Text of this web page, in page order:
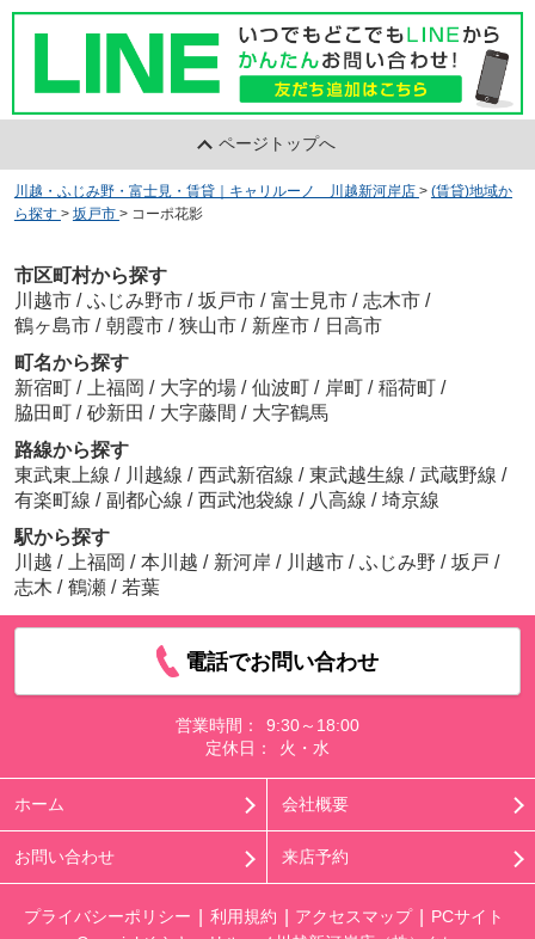
ページトップへ
川越・ふじみ野・富士見・賃貸｜キャリルーノ 川越新河岸店 > (賃貸)地域か
ら探す > 坂戸市 > コーポ花影
市区町村から探す
川越市 / ふじみ野市 / 坂戸市 / 富士見市 / 志木市 /
鶴ヶ島市 / 朝霞市 / 狭山市 / 新座市 / 日高市
町名から探す
新宿町 / 上福岡 / 大字的場 / 仙波町 / 岸町 / 稲荷町 /
脇田町 / 砂新田 / 大字藤間 / 大字鶴馬
路線から探す
東武東上線 / 川越線 / 西武新宿線 / 東武越生線 / 武蔵野線 /
有楽町線 / 副都心線 / 西武池袋線 / 八高線 / 埼京線
駅から探す
川越 / 上福岡 / 本川越 / 新河岸 / 川越市 / ふじみ野 / 坂戸 /
志木 / 鶴瀬 / 若葉
電話でお問い合わせ
営業時間：
9:30～18:00
定休日：
火・水
ホーム 会社概要
お問い合わせ 来店予約
プライバシーポリシー 利用規約 アクセスマップ
PCサイト